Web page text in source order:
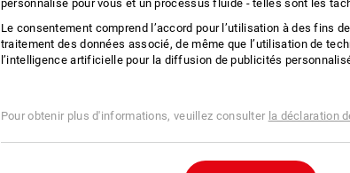
personnalisé pour vous et un processus fluide - telles sont les
Le consentement comprend l’accord pour l’utilisation à des fins
traitement des données associé, de même que l’utilisation de
l’intelligence artificielle pour la diffusion de publicités
Pour obtenir plus d'informations, veuillez consulter la déclaration